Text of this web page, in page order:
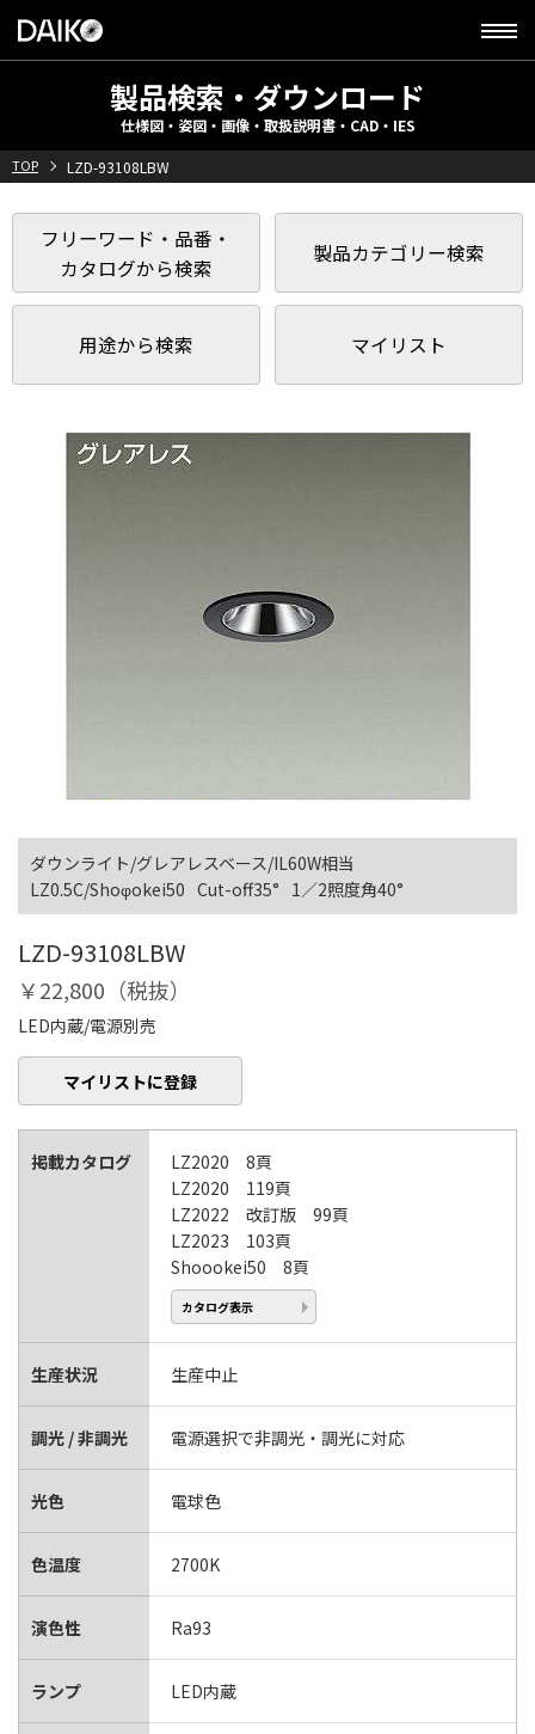
製品検索・ダウンロード
仕様図・姿図・画像・取扱説明書・CAD・IES
TOP LZD-93108LBW
フリーワード・品番・
カタログから検索
製品カテゴリー検索
用途から検索 マイリスト
ダウンライト/グレアレスベース/IL60W相当
LZ0.5C/Shoφokei50 Cut-off35° 1／2照度角40°
LZD-93108LBW
￥22,800（税抜）
LED内蔵/電源別売
マイリストに登録
掲載カタログ
LZ2020 8頁
LZ2020 119頁
LZ2022 改訂版 99頁
LZ2023 103頁
Shoookei50 8頁
カタログ表示
生産状況 生産中止
調光 / 非調光 電源選択で非調光・調光に対応
光色 電球色
色温度 2700K
演色性 Ra93
ランプ LED内蔵